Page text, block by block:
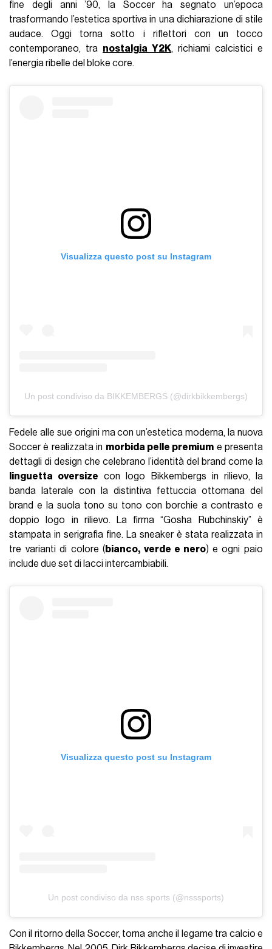
fine degli anni ’90, la Soccer ha segnato un’epoca
trasformando l’estetica sportiva in una dichiarazione di stile
audace. Oggi torna sotto i riflettori con un tocco
contemporaneo, tra nostalgia Y2K, richiami calcistici e
l’energia ribelle del bloke core.
Visualizza questo post su Instagram
Un post condiviso da BIKKEMBERGS (@dirkbikkembergs)
Fedele alle sue origini ma con un’estetica moderna, la nuova
Soccer è realizzata in morbida pelle premium e presenta
dettagli di design che celebrano l’identità del brand come la
linguetta oversize con logo Bikkembergs in rilievo, la
banda laterale con la distintiva fettuccia ottomana del
brand e la suola tono su tono con borchie a contrasto e
doppio logo in rilievo. La firma “Gosha Rubchinskiy” è
stampata in serigrafia fine. La sneaker è stata realizzata in
tre varianti di colore ( bianco, verde e nero) e ogni paio
include due set di lacci intercambiabili.
Visualizza questo post su Instagram
Un post condiviso da nss sports (@nsssports)
Con il ritorno della Soccer, torna anche il legame tra calcio e